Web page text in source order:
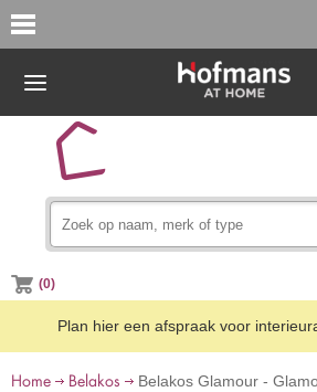
(0)
Plan hier een afspraak voor
Home Belakos Belakos Glamour -